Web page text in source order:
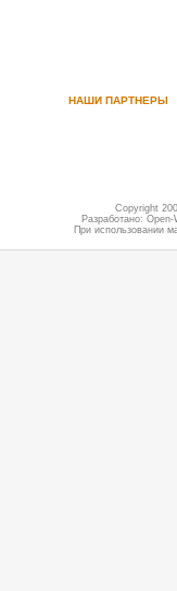
НАШИ ПАРТНЕРЫ
Copyright
Разработано:
При использовании